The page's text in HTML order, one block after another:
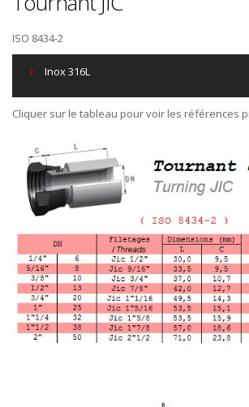
ISO 8434-2
Inox 316L
Cliquer sur le tableau pour voir les références